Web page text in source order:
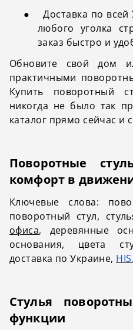
●
Доставка по всей
любого уголка
заказ быстро и
Обновите свой дом
практичными
Купить поворотный
никогда не было так
каталог прямо сейчас и
Поворотные
комфорт в
Ключевые слова:
поворотный стул,
офиса, деревянные
основания, цвета
доставка по Украине,
Стулья
функции